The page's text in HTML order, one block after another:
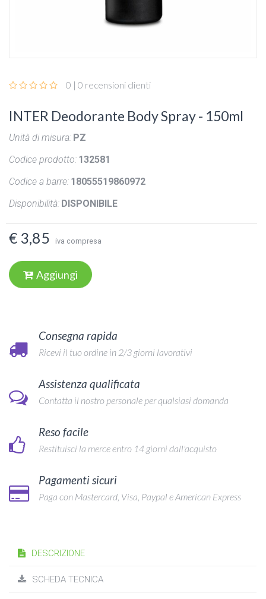
0 | 0 recensioni clienti
INTER Deodorante Body Spray - 150ml
Unità di misura: PZ
Codice prodotto: 132581
Codice a barre: 18055519860972
Disponibilità: DISPONIBILE
€ 3,85 iva compresa
Aggiungi
Consegna rapida
Ricevi il tuo ordine in 2/3 giorni lavorativi
Assistenza qualificata
Contatta il nostro personale per qualsiasi domanda
Reso facile
Restituisci la merce entro 14 giorni dall'acquisto
Pagamenti sicuri
Paga con Mastercard, Visa, Paypal e American Express
DESCRIZIONE
SCHEDA TECNICA